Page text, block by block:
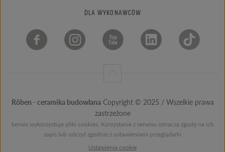
DLA WYKONAWCÓW
Röben - ceramika budowlana Copyright © 2025 / Wszelkie prawa
zastrzeżone
Serwis wykorzystuje pliki cookies. Korzystanie z serwisu oznacza zgodę na ich
zapis lub odczyt zgodnie z ustawieniami przeglądarki
Ustawienia cookie